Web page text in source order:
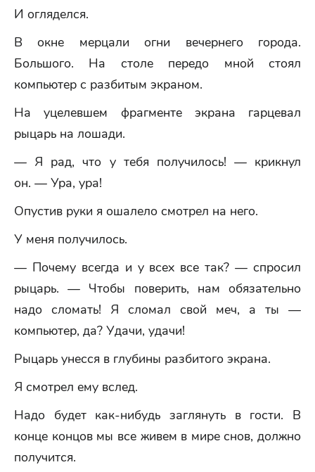
И огляделся.
В окне мерцали огни вечернего города.
Большого. На столе передо мной стоял
компьютер с разбитым экраном.
На уцелевшем фрагменте экрана гарцевал
рыцарь на лошади.
— Я рад, что у тебя получилось! — крикнул
он. — Ура, ура!
Опустив руки я ошалело смотрел на него.
У меня получилось.
— Почему всегда и у всех все так? — спросил
рыцарь. — Чтобы поверить, нам обязательно
надо сломать! Я сломал свой меч, а ты —
компьютер, да? Удачи, удачи!
Рыцарь унесся в глубины разбитого экрана.
Я смотрел ему вслед.
Надо будет как-нибудь заглянуть в гости. В
конце концов мы все живем в мире снов, должно
получится.